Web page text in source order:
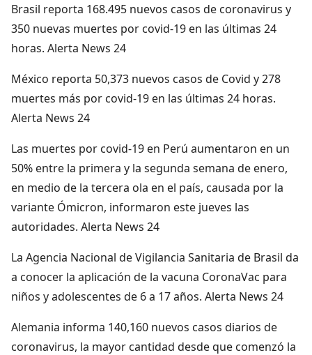
Brasil reporta 168.495 nuevos casos de coronavirus y
350 nuevas muertes por covid-19 en las últimas 24
horas. Alerta News 24
México reporta 50,373 nuevos casos de Covid y 278
muertes más por covid-19 en las últimas 24 horas.
Alerta News 24
Las muertes por covid-19 en Perú aumentaron en un
50% entre la primera y la segunda semana de enero,
en medio de la tercera ola en el país, causada por la
variante Ómicron, informaron este jueves las
autoridades. Alerta News 24
La Agencia Nacional de Vigilancia Sanitaria de Brasil da
a conocer la aplicación de la vacuna CoronaVac para
niños y adolescentes de 6 a 17 años. Alerta News 24
Alemania informa 140,160 nuevos casos diarios de
coronavirus, la mayor cantidad desde que comenzó la